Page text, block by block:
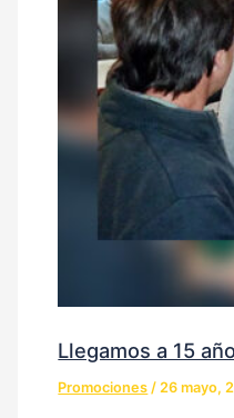
Llegamos a 15
Promociones /26 mayo,